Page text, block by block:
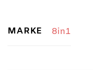
MARKE 8in1